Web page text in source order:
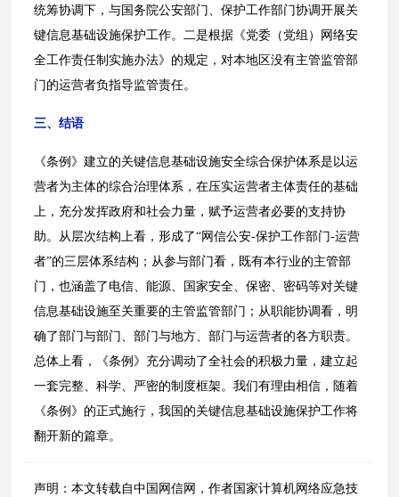
统筹协调下，与国务院公安部门、保护工作部门协调开展关
键信息基础设施保护工作。二是根据《党委（党组）网络安
全工作责任制实施办法》的规定，对本地区没有主管监管部
门的运营者负指导监管责任。
三、结语
《条例》建立的关键信息基础设施安全综合保护体系是以运
营者为主体的综合治理体系，在压实运营者主体责任的基础
上，充分发挥政府和社会力量，赋予运营者必要的支持协
助。从层次结构上看，形成了“网信公安-保护工作部门-运营
者”的三层体系结构；从参与部门看，既有本行业的主管部
门，也涵盖了电信、能源、国家安全、保密、密码等对关键
信息基础设施至关重要的主管监管部门；从职能协调看，明
确了部门与部门、部门与地方、部门与运营者的各方职责。
总体上看，《条例》充分调动了全社会的积极力量，建立起
一套完整、科学、严密的制度框架。我们有理由相信，随着
《条例》的正式施行，我国的关键信息基础设施保护工作将
翻开新的篇章。
声明：本文转载自中国网信网，作者国家计算机网络应急技